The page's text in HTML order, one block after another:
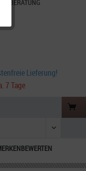
BERATUNG
Lieferung!
7 Tage
BEWERTEN